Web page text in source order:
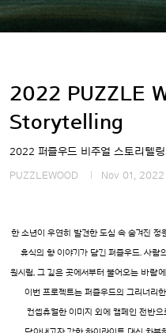
2022 PUZZLE
Storytelling
2022 퍼즐우드 비주얼 스토리텔링
PUZZLEWOOD Nov 01, 2022
한 소년이 우연히 발견한 도심 속 숨겨진 정
휴식의 향 이야기가 담긴 퍼즐우드. 사람
원시림, 그 깊은 곳에서부터 불어오는 바람
이번 프로젝트는 퍼즐우드의 그리너리
컨셉츄얼한 이미지 외에 캠페인 전반